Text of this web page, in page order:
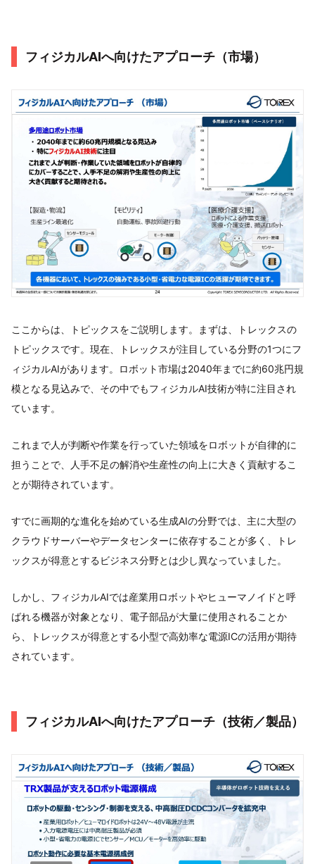
フィジカルAIへ向けたアプローチ（市場）
ここからは、トピックスをご説明します。まずは、トレックスの
トピックスです。現在、トレックスが注目している分野の1つにフ
ィジカルAIがあります。ロボット市場は2040年までに約60兆円規
模となる見込みで、その中でもフィジカルAI技術が特に注目され
ています。
これまで人が判断や作業を行っていた領域をロボットが自律的に
担うことで、人手不足の解消や生産性の向上に大きく貢献するこ
とが期待されています。
すでに画期的な進化を始めている生成AIの分野では、主に大型の
クラウドサーバーやデータセンターに依存することが多く、トレ
ックスが得意とするビジネス分野とは少し異なっていました。
しかし、フィジカルAIでは産業用ロボットやヒューマノイドと呼
ばれる機器が対象となり、電子部品が大量に使用されることか
ら、トレックスが得意とする小型で高効率な電源ICの活用が期待
されています。
フィジカルAIへ向けたアプローチ（技術／製品）